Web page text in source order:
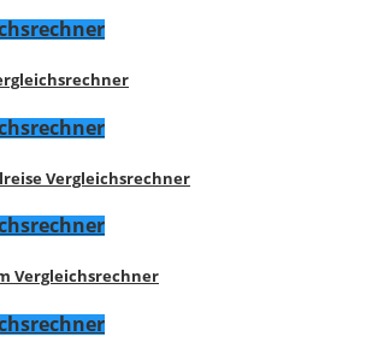
Vergleichsrechner
Vergleichsrechner